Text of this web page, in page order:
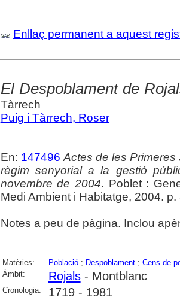
Enllaç permanent a aquest
El Despoblament de
Tàrrech
Puig i Tàrrech, Roser
En: 147496 Actes de les
règim senyorial a la gestió
novembre de 2004. Poblet :
Medi Ambient i Habitatge, 2004. p.
Notes a peu de pàgina. Inclou
Matèries: Població; Despoblament; Cens de
Àmbit:
Rojals- Montblanc
Cronologia: 1719 - 1981